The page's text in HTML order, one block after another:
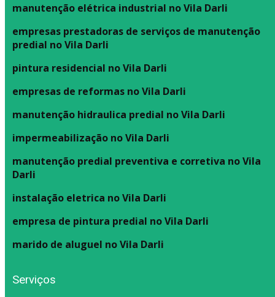
manutenção elétrica industrial no Vila Darli
empresas prestadoras de serviços de manutenção
predial no Vila Darli
pintura residencial no Vila Darli
empresas de reformas no Vila Darli
manutenção hidraulica predial no Vila Darli
impermeabilização no Vila Darli
manutenção predial preventiva e corretiva no Vila
Darli
instalação eletrica no Vila Darli
empresa de pintura predial no Vila Darli
marido de aluguel no Vila Darli
Serviços